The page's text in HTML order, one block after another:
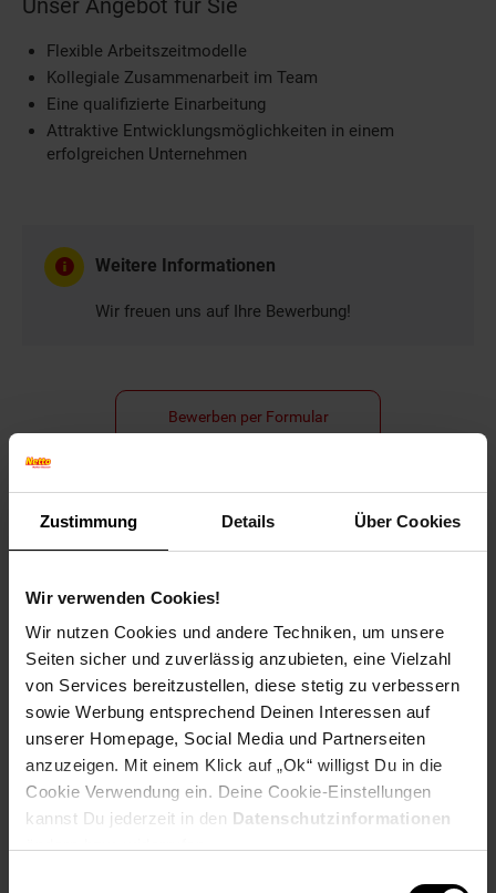
Zustimmung Details Über Cookies
Wir verwenden Cookies!
Wir nutzen Cookies und andere Techniken, um unsere
Seiten sicher und zuverlässig anzubieten, eine Vielzahl
von Services bereitzustellen, diese stetig zu verbessern
sowie Werbung entsprechend Deinen Interessen auf
unserer Homepage, Social Media und Partnerseiten
anzuzeigen. Mit einem Klick auf „Ok“ willigst Du in die
Cookie Verwendung ein. Deine Cookie-Einstellungen
kannst Du jederzeit in den Datenschutzinformationen
Unser Angebot für Sie
Flexible Arbeitszeitmodelle
Kollegiale Zusammenarbeit im Team
Eine qualifizierte Einarbeitung
Attraktive Entwicklungsmöglichkeiten in einem
erfolgreichen Unternehmen
Weitere Informationen
Wir freuen uns auf Ihre Bewerbung!
Bewerben per Formular
Hinweis: Aus Gründen der leichteren Lesbarkeit verwenden
wir im Textverlauf die männliche Form der Anrede.
Selbstverständlich sind bei Netto Menschen jeder
Geschlechtsidentität willkommen.
Fußzeile
Weitere Online-Angebote